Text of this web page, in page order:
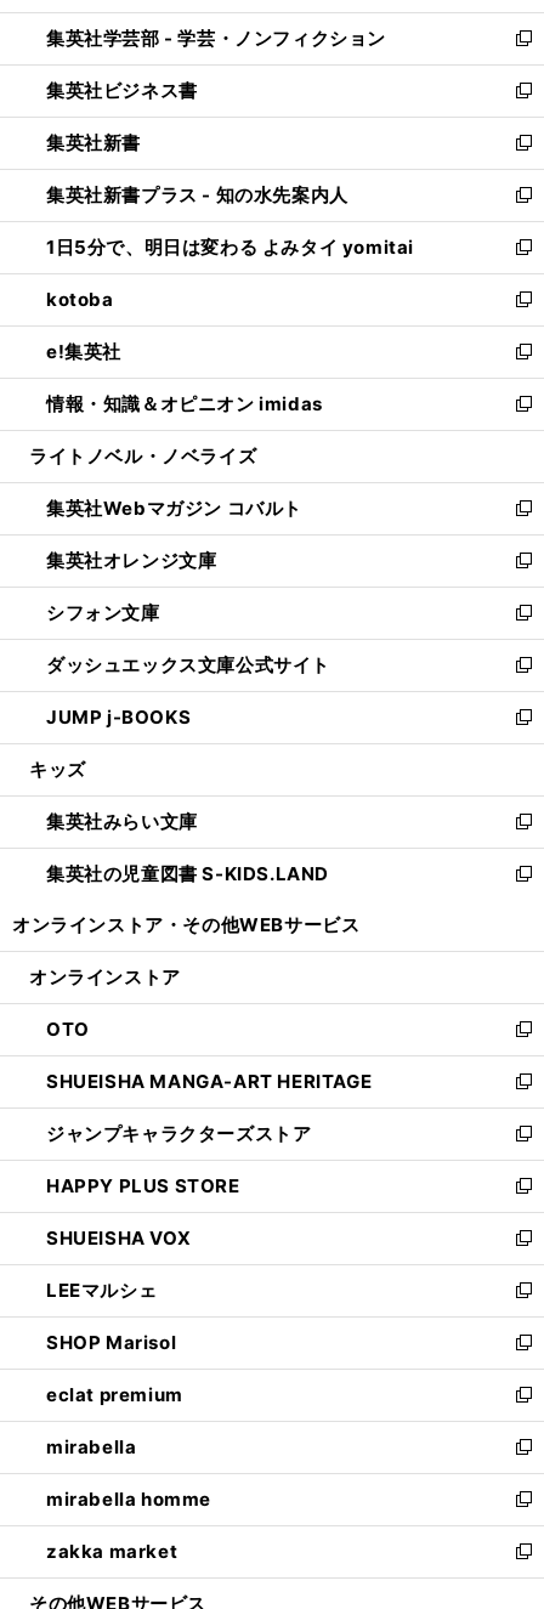
開
く
ウ
で
開
く
ン
ド
ウ
で
開
く
ウ
ィ
ン
ド
ウ
で
開
く
集英社学芸部 - 学芸・ノンフィクション
新
し
い
ウ
ィ
ン
ド
ウ
で
開
く
集英社ビジネス書
新
し
い
ウ
ィ
ン
ド
ウ
で
開
く
集英社新書
新
し
い
ウ
ィ
ン
ド
ウ
で
開
く
集英社新書プラス - 知の水先案内人
新
し
い
ウ
ィ
ン
ド
ウ
で
開
1日5分で、明日は変わる よみタイ yomitai
新
し
い
ウ
ィ
ン
ド
ウ
開
く
kotoba
新
し
い
ウ
ィ
ン
ウ
で
開
く
e!集英社
新
し
い
ウ
ン
ド
ウ
で
開
く
情報・知識＆オピニオン imidas
新
し
ウ
ィ
ン
ド
ウ
で
開
く
ライトノベル・ノベライズ
集英社Webマガジン コバルト
新
し
い
ウ
ィ
ン
ド
ウ
で
開
集英社オレンジ文庫
新
し
い
ウ
ィ
ン
ド
ウ
開
く
シフォン文庫
新
し
い
ウ
ィ
ン
ウ
で
開
く
ダッシュエックス文庫公式サイト
新
し
い
ウ
ン
ド
ウ
で
JUMP j-BOOKS
新
し
ウ
ィ
ン
ド
開
キッズ
集英社みらい文庫
新
し
い
ン
ウ
で
開
く
集英社の児童図書 S-KIDS.LAND
新
ウ
ン
ド
ウ
で
開
く
オンラインストア・ その他WEBサービス
オンラインストア
OTO
新
し
い
ウ
ィ
ン
ド
ウ
で
開
く
SHUEISHA MANGA-ART HERITAGE
新
し
い
ウ
ィ
ン
ド
ウ
で
開
く
ジャンプキャラクターズストア
新
し
い
ウ
ィ
ン
ド
ウ
で
開
く
HAPPY PLUS STORE
新
し
い
ウ
ィ
ン
ド
ウ
で
開
く
SHUEISHA VOX
新
し
い
ウ
ィ
ン
ド
ウ
で
開
く
LEEマルシェ
新
し
い
ウ
ィ
ン
ド
ウ
で
開
く
SHOP Marisol
新
し
い
ウ
ィ
ン
ド
ウ
で
開
eclat premium
新
し
い
ウ
ィ
ン
ド
ウ
mirabella
新
し
い
ウ
ィ
ン
mirabella homme
新
し
い
ウ
zakka market
新
し
その他WEBサービス